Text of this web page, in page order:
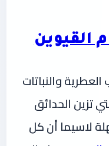
القيوين
العطرية والنباتات
تزين الحدائق
لاسيما أن كل